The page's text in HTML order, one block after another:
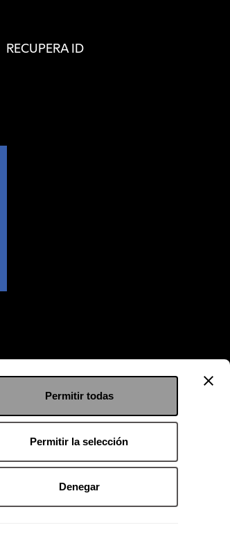
Permitir todas
Permitir la selección
Denegar
RECUPERA ID